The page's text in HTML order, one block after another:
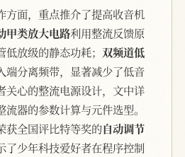
方面，重点推介了提高收音机
甲类放大电路利用整流反馈原
放级的静态功耗； 双频道低
端分离频带，显著减少了低音
关心的整流电源设计，文中详
器的参数计算与元件选型。
获全国评比特等奖的自动调节
了少年科技爱好者在程序控制